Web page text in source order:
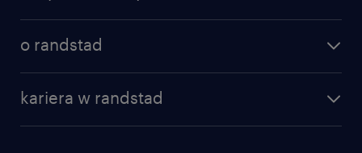
o randstad
kariera w randstad